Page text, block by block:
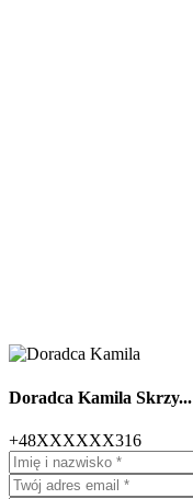
Doradca Kamila Skrzy...
+48XXXXXX316